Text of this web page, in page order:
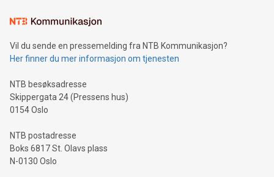
Vil du sende en pressemelding fra NTB Kommunikasjon?
Her finner du mer informasjon om tjenesten
NTB besøksadresse
Skippergata 24 (Pressens hus)
0154 Oslo
NTB postadresse
Boks 6817 St. Olavs plass
N-0130 Oslo